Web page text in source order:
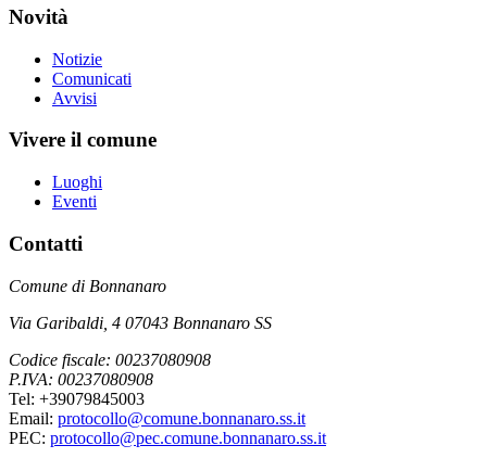
Novità
Notizie
Comunicati
Avvisi
Vivere il comune
Luoghi
Eventi
Contatti
Comune di Bonnanaro
Via Garibaldi, 4 07043 Bonnanaro SS
Codice fiscale: 00237080908
P.IVA: 00237080908
Tel: +39079845003
Email: protocollo@comune.bonnanaro.ss.it
PEC: protocollo@pec.comune.bonnanaro.ss.it